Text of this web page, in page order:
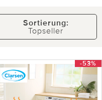
Sortierung:
Topseller
-53%